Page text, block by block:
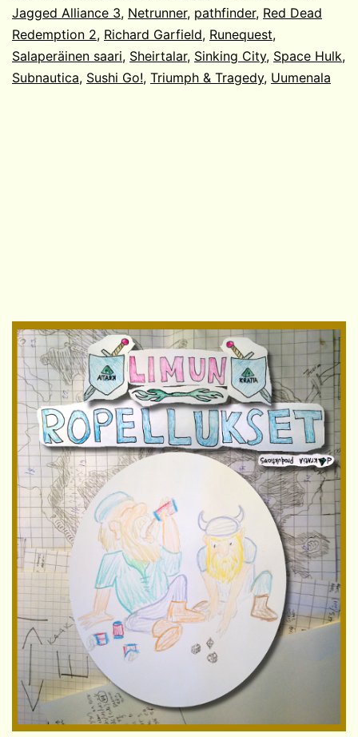
Jagged Alliance 3, Netrunner, pathfinder, Red Dead
Redemption 2, Richard Garfield, Runequest,
Salaperäinen saari, Sheirtalar, Sinking City, Space Hulk,
Subnautica, Sushi Go!, Triumph & Tragedy, Uumenala